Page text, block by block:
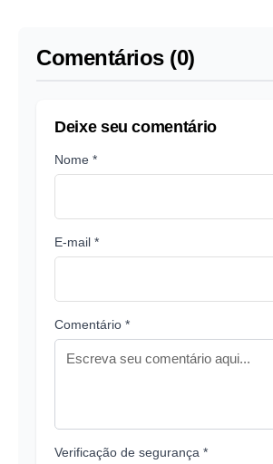
Comentários (0)
Deixe seu comentário
Nome *
E-mail *
Comentário *
Verificação de segurança *